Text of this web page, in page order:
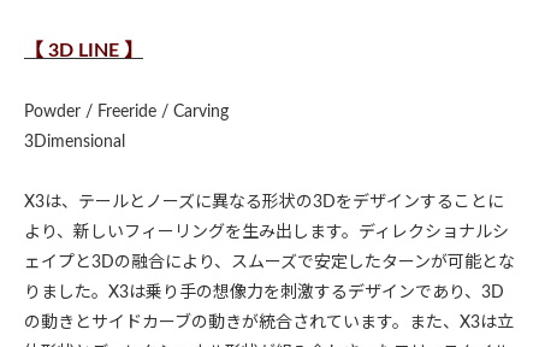
【 3D LINE 】
Powder / Freeride / Carving
3Dimensional
X3は、テールとノーズに異なる形状の3Dをデザインすることに
より、新しいフィーリングを生み出します。ディレクショナルシ
ェイプと3Dの融合により、スムーズで安定したターンが可能とな
りました。X3は乗り手の想像力を刺激するデザインであり、3D
の動きとサイドカーブの動きが統合されています。また、X3は立